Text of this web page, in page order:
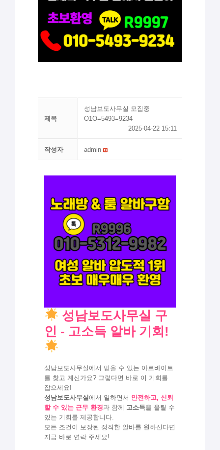
제목
성남보도사무실 모집중
O1O=5493=9234
2025-04-22 15:11
작성자 admin
성남보도사무실 구
인 - 고소득 알바 기회!
성남보도사무실에서 믿을 수 있는 아르바이트
를 찾고 계신가요? 그렇다면 바로 이 기회를
잡으세요!
성남보도사무실에서 일하면서 안전하고, 신뢰
할 수 있는 근무 환경과 함께 고소득을 올릴 수
있는 기회를 제공합니다.
모든 조건이 보장된 정직한 알바를 원하신다면
지금 바로 연락 주세요!